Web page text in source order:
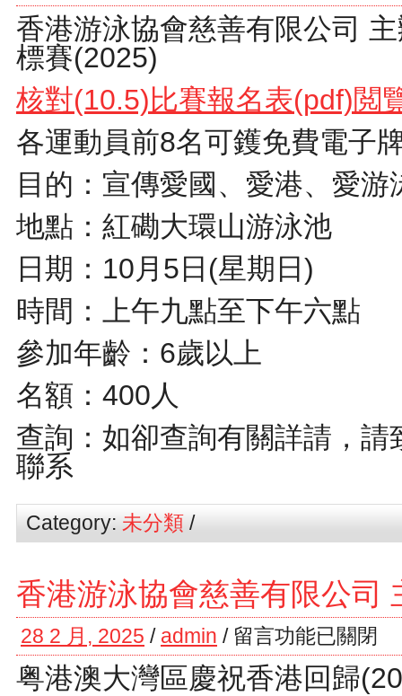
香港游泳協會慈善有限公司
標賽(2025)
核對(10.5)比賽報名表(pdf)閲
各運動員前8名可鑊免費電子
目的：宣傳愛國、愛港、愛游
地點：紅磡大環山游泳池
日期：10月5日(星期日)
時間：上午九點至下午六點
參加年齡：6歲以上
名額：400人
查詢：如卻查詢有關詳請，
聯系
Category: 未分類 /
香港游泳協會慈善有限公司
28 2 月, 2025 / admin / 留言功能已關閉
粤港澳大灣區慶祝香港回歸